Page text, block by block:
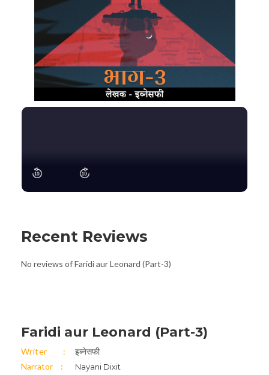
Recent Reviews
No reviews of Faridi aur Leonard (Part-3)
Faridi aur Leonard (Part-3)
Writer
इब्नेसफी
Narrator
Nayani Dixit